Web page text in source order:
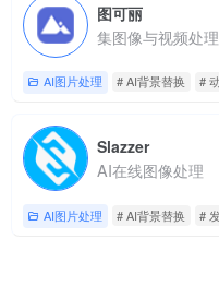
图可丽
集图像与视频处
AI图片处理 # AI背景替换 #
Slazzer
AI在线图像处理
AI图片处理 # AI背景替换 #